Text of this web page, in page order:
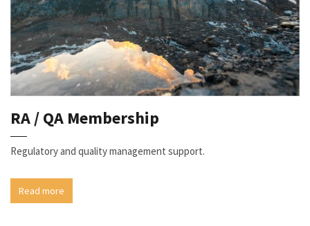
RA / QA Membership
Regulatory and quality management support.
Read more